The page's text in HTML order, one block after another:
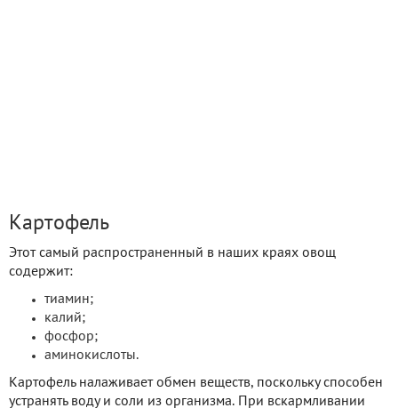
Картофель
Этот самый распространенный в наших краях овощ
содержит:
тиамин;
калий;
фосфор;
аминокислоты.
Картофель налаживает обмен веществ, поскольку способен
устранять воду и соли из организма. При вскармливании